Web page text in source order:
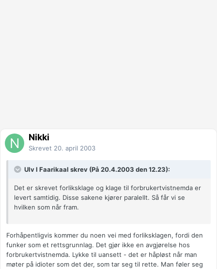
Nikki
Skrevet 20. april 2003
Ulv I Faarikaal skrev (På 20.4.2003 den 12.23):
Det er skrevet forliksklage og klage til forbrukertvistnemda er
levert samtidig. Disse sakene kjører paralellt. Så får vi se
hvilken som når fram.
Forhåpentligvis kommer du noen vei med forliksklagen, fordi den
funker som et rettsgrunnlag. Det gjør ikke en avgjørelse hos
forbrukertvistnemda. Lykke til uansett - det er håpløst når man
møter på idioter som det der, som tar seg til rette. Man føler seg